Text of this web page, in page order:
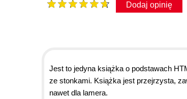
Dodaj opinię
Jest to jedyna książka o podstawach
ze stonkami. Książka jest przejrzysta,
nawet dla lamera.